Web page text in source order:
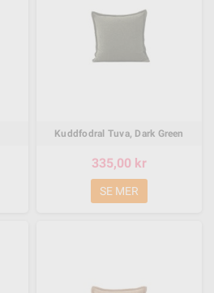
Kuddfodral Tuva, Dark Green
335,00 kr
SE MER